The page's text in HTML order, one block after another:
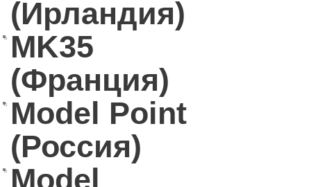
(Ирландия)
MK35
(Франция)
Model Point
(Россия)
Model